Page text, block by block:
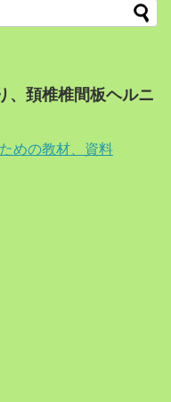
、頚椎椎間板ヘルニ
めの教材、資料